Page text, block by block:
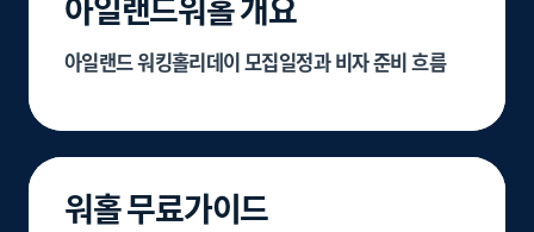
아일랜드워홀 개요
아일랜드 워킹홀리데이 모집일정과 비자 준비 흐름
워홀 무료가이드